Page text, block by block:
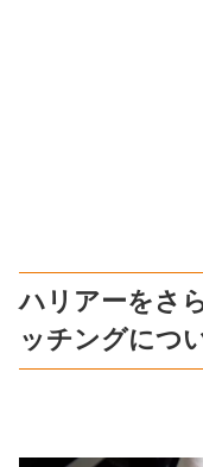
ハリアーをさ
ッチングにつ